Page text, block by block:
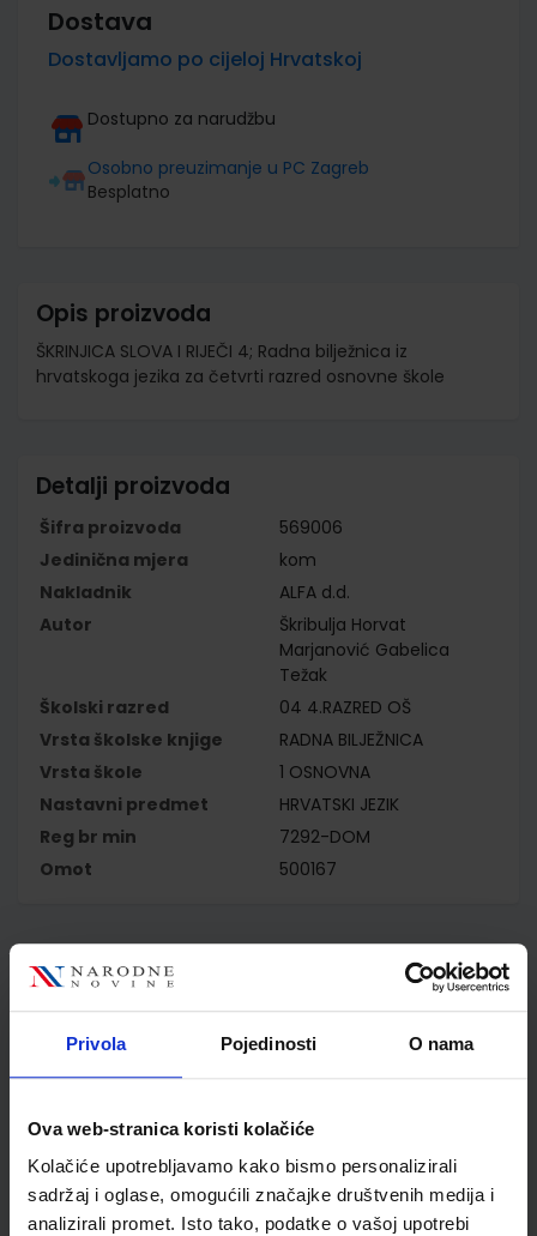
Privola Pojedinosti O nama
Ova web-stranica koristi kolačiće
Kolačiće upotrebljavamo kako bismo personalizirali
sadržaj i oglase, omogućili značajke društvenih medija i
analizirali promet. Isto tako, podatke o vašoj upotrebi
Dostava
Dostavljamo po cijeloj Hrvatskoj
Dostupno za narudžbu
Osobno preuzimanje u PC Zagreb
Besplatno
Opis proizvoda
ŠKRINJICA SLOVA I RIJEČI 4; Radna bilježnica iz
hrvatskoga jezika za četvrti razred osnovne škole
Detalji proizvoda
Šifra proizvoda
569006
Jedinična mjera
kom
Nakladnik
ALFA d.d.
Autor
Škribulja Horvat
Marjanović Gabelica
Težak
Školski razred
04 4.RAZRED OŠ
Vrsta školske knjige
RADNA BILJEŽNICA
Vrsta škole
1 OSNOVNA
Nastavni predmet
HRVATSKI JEZIK
Reg br min
7292-DOM
Omot
500167
Kupci najčešće biraju..
Omot PVC za školske
udžbenike; dimenzije
433x272; tip 167